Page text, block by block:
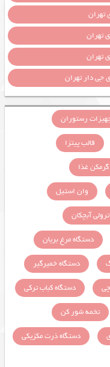
تهران
تهران
تهران
جی دار تهران
رستوران
قالب پیتزا
گرمکن غذا
وان استیل
ترولی آبچکان
دستگاه مرغ بریان
دستگاه خمیرگیر
دستگاه کباب ترکی
تخمه شور کن
دستگاه ذرت مکزیکی